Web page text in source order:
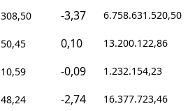
Karabük
Kilis
Osmaniye
308,50 -3,37 6.758.631.520,50
50,45 0,10 13.200.122,86
10,59 -0,09 1.232.154,23
48,24 -2,74 16.377.723,46